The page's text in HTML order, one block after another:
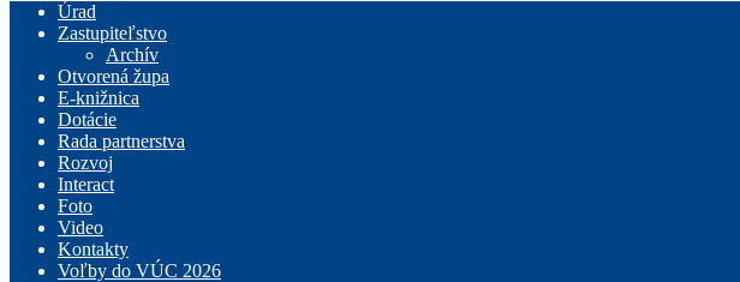
Úrad
Zastupiteľstvo
Archív
Otvorená župa
E-knižnica
Dotácie
Rada partnerstva
Rozvoj
Interact
Foto
Video
Kontakty
Voľby do VÚC 2026